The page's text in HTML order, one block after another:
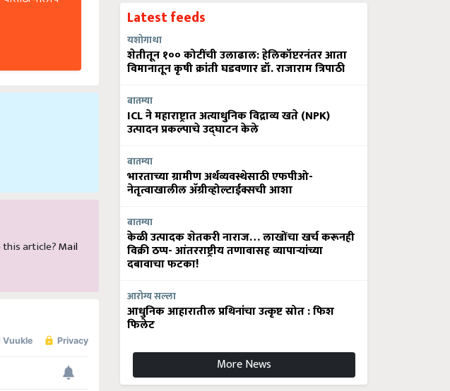
this article? Mail
Latest feeds
यशोगाथा
शेतीतून १०० कोटींची उलाढाल: हेलिकॉप्टरनंतर आता
विमानातून कृषी क्रांती घडवणार डॉ. राजाराम त्रिपाठी
बातम्या
ICL ने महाराष्ट्रात अत्याधुनिक विद्राव्य खते (NPK)
उत्पादन प्रकल्पाचे उद्घाटन केले
बातम्या
भारताच्या ग्रामीण अर्थव्यवस्थेसाठी एफपीओ-
नेतृत्वाखालील अ‍ॅग्रीव्होल्टाईक्सची आशा
बातम्या
केळी उत्पादक शेतकरी नाराज… लाखोंचा खर्च करूनही
विक्री ठप्प- आंतरराष्ट्रीय तणावासह व्यापाऱ्यांच्या
दबावाचा फटका!
आरोग्य सल्ला
आधुनिक आहारातील प्रथिनांचा उत्कृष्ट स्रोत : फिश
फिलेट
More News